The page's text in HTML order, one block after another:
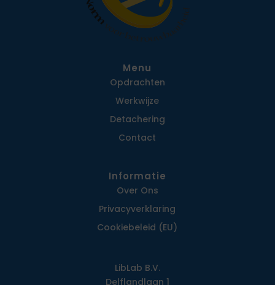
Menu
Opdrachten
Werkwijze
Detachering
Contact
Informatie
Over Ons
Privacy­verklaring
Cookiebeleid (EU)
LibLab B.V.
Delflandlaan 1